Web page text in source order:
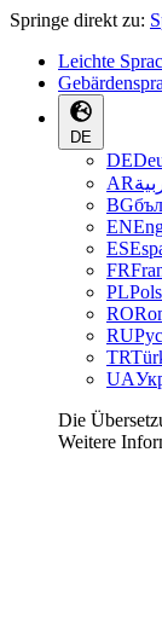
Springe direkt zu:
Leichte
DE
DE
AR
BG
EN
ES
FR
PL
RO
RU
TR
UA
Die
Weitere